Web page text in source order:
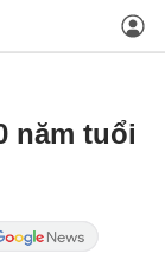
năm tuổi